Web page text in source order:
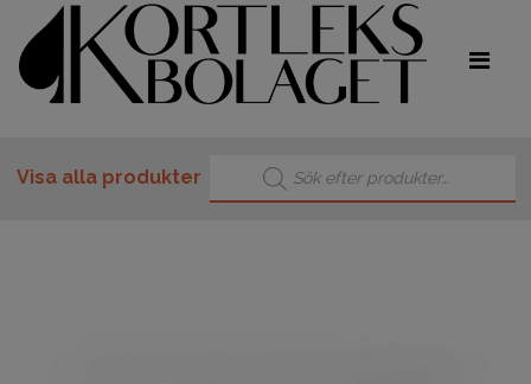
Visa alla produkter
Produktsökning